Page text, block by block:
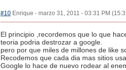
#10 Enrique - marzo 31, 2011 - 03:31 PM
El principio ,recordemos que lo que
teoria podria destrozar a google.
pero por que miles de millones de like
Recodemos que cada dia mas sitios
Google lo hace de nuevo rodear al